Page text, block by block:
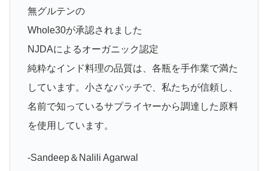
無グルテンの
Whole30が承認されました
NJDAによるオーガニック認定
純粋なインド料理の品質は、各瓶を手作業で満た
しています。小さなバッチで、私たちが信頼し、
名前で知っているサプライヤーから調達した原料
を使用しています。
-Sandeep＆Nalili Agarwal